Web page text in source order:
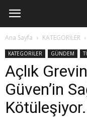
Ana Sayfa KATEGORİLER
KATEGORİLER GÜNDEM
Açlık
Güven’in
Kötüleşiyor.